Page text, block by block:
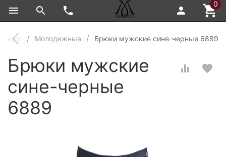
0
Молодежные Брюки мужские сине-черные 6889
Брюки мужские
сине-черные
6889